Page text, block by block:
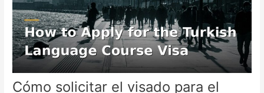
Cómo solicitar el visado para el